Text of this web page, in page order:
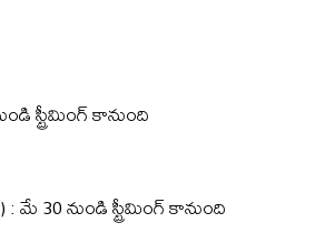
స్ట్రీమింగ్ కానుంది
30 నుండి స్ట్రీమింగ్ కానుంది